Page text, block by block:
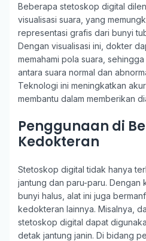
Beberapa stetoskop digital
visualisasi suara, yang
representasi grafis dari bunyi
Dengan visualisasi ini, dokter
memahami pola suara,
antara suara normal dan
Teknologi ini meningkatkan
membantu dalam memberikan
Penggunaan di
Kedokteran
Stetoskop digital tidak hanya
jantung dan paru-paru. Dengan
bunyi halus, alat ini juga
kedokteran lainnya. Misalnya,
stetoskop digital dapat
detak jantung janin. Di bidang